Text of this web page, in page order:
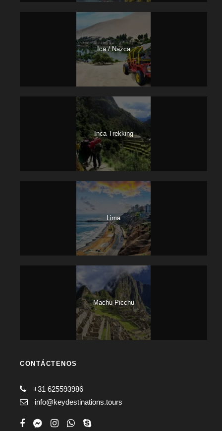
Ica / Nazca
Inca Trekking
Lima
Machu Picchu
CONTÁCTENOS
+31 625593986
info@keydestinations.tours